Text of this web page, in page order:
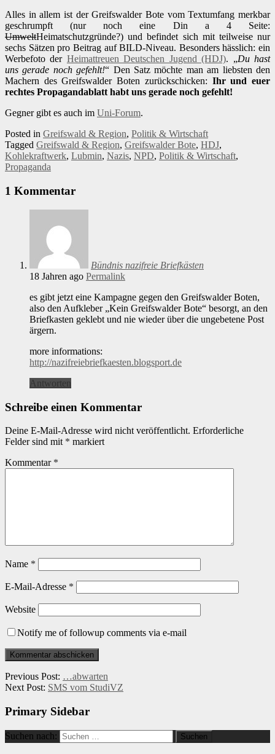
Alles in allem ist der Greifswalder Bote vom Textumfang merkbar
geschrumpft (nur noch eine Din a 4 Seite:
UmweltHeimatschutzgründe?) und befindet sich mit teilweise nur
sechs Sätzen pro Beitrag auf BILD-Niveau. Besonders hässlich: ein
Werbefoto der Heimattreuen Deutschen Jugend (HDJ). „Du hast
uns gerade noch gefehlt!“ Den Satz möchte man am liebsten den
Machern des Greifswalder Boten zurückschicken: Ihr und euer
rechtes Propagandablatt habt uns gerade noch gefehlt!
Gegner gibt es auch im Uni-Forum.
Posted in Greifswald & Region, Politik & Wirtschaft
Tagged Greifswald & Region, Greifswalder Bote, HDJ,
Kohlekraftwerk, Lubmin, Nazis, NPD, Politik & Wirtschaft,
Propaganda
1 Kommentar
Bündnis nazifreie Briefkästen
18 Jahren ago Permalink
es gibt jetzt eine Kampagne gegen den Greifswalder Boten,
also den Aufkleber „Kein Greifswalder Bote“ besorgt, an den
Briefkasten geklebt und nie wieder über die ungebetene Post
ärgern.
more informations:
http://nazifreiebriefkaesten.blogsport.de
Antworten
Schreibe einen Kommentar
Deine E-Mail-Adresse wird nicht veröffentlicht. Erforderliche
Felder sind mit * markiert
Kommentar *
Name *
E-Mail-Adresse *
Website
Notify me of followup comments via e-mail
Previous Post: …abwarten
Next Post: SMS vom StudiVZ
Primary Sidebar
Suchen nach: